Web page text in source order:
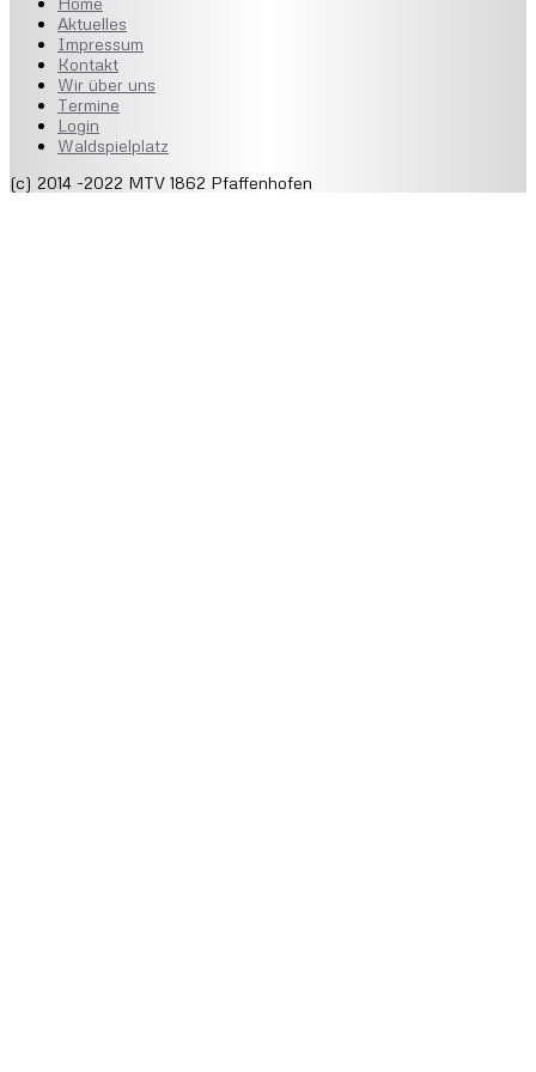
Aktuelles
Impressum
Kontakt
Wir über uns
Termine
Login
Waldspielplatz
(c) 2014 -2022 MTV 1862 Pfaffenhofen